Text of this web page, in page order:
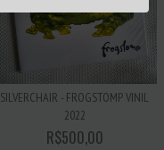
SILVERCHAIR - FROGSTOMP VINIL
2022
R$500,00